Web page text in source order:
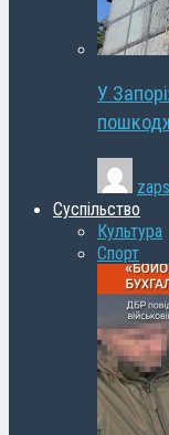
У
Суспільство
Культура
Спорт